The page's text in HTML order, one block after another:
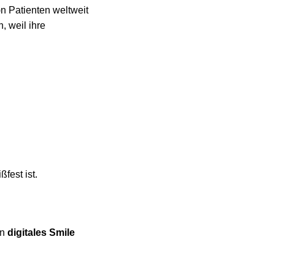
Patienten weltweit
weil ihre
ist.
digitales Smile